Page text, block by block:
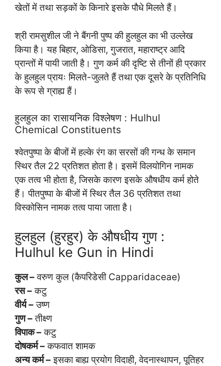
खेतों में तथा सड़कों के किनारे इसके पौधे मिलते हैं।
श्री रामसुशील जी ने बैंगनी पुष्प की हुलहुल का भी उल्लेख
किया है। यह बिहार, ओडिसा, गुजरात, महाराष्ट्र आदि
प्रान्तों में पायी जाती है। गुण कर्म की दृष्टि से तीनों ही प्रकार
के हुलहुल प्रायः मिलते-जुलते हैं तथा एक दूसरे के प्रतिनिधि
के रूप से ग्राह्य हैं।
हुलहुल का रासायनिक विश्लेषण : Hulhul
Chemical Constituents
श्वेतपुष्पा के बीजों में हल्के रंग का सरसों की गन्ध के समान
स्थिर तैल 22 प्रतिशत होता है। इसमें विलयोगिन नामक
एक तत्व भी होता है, जिसके कारण इसके औषधीय कर्म होते
हैं। पीतपुष्पा के बीजों में स्थिर तैल 36 प्रतिशत तथा
विस्कोसिन नामक तत्व पाया जाता है।
हुलहुल (हुरहुर) के औषधीय गुण :
Hulhul ke Gun in Hindi
कुल –वरुण कुल (कैपरिडेसी Capparidaceae)
रस –कटु
वीर्य –उष्ण
गुण –तीक्ष्ण
विपाक –कटु
दोषकर्म –कफवात शामक
अन्य कर्म –इसका बाह्य प्रयोग विदाही, वेदनास्थापन, पूतिहर